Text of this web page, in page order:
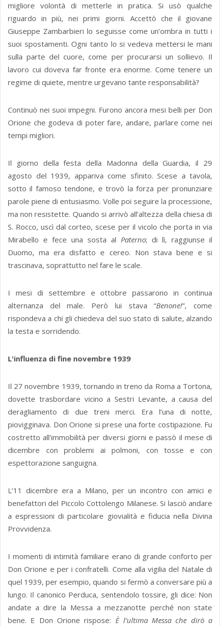
migliore volontà di metterle in pratica. Si usò qualche
riguardo in più, nei primi giorni. Accettò che il giovane
Giuseppe Zambarbieri lo seguisse come un’ombra in tutti i
suoi spostamenti. Ogni tanto lo si vedeva mettersi le mani
sulla parte del cuore, come per procurarsi un sollievo. Il
lavoro cui doveva far fronte era enorme. Come tenere un
regime di quiete, mentre urgevano tante responsabilità?
Continuò nei suoi impegni. Furono ancora mesi belli per Don
Orione che godeva di poter fare, andare, parlare come nei
tempi migliori.
Il giorno della festa della Madonna della Guardia, il 29
agosto del 1939, appariva come sfinito. Scese a tavola,
sotto il famoso tendone, e trovò la forza per pronunziare
parole piene di entusiasmo. Volle poi seguire la processione,
ma non resistette. Quando si arrivò all’altezza della chiesa di
S. Rocco, uscì dal corteo, scese per il vicolo che porta in via
Mirabello e fece una sosta al Paterno; di lì, raggiunse il
Duomo, ma era disfatto e cereo. Non stava bene e si
trascinava, soprattutto nel fare le scale.
I mesi di settembre e ottobre passarono in continua
alternanza del male. Però lui stava “Benone!”, come
rispondeva a chi gli chiedeva del suo stato di salute, alzando
la testa e sorridendo.
L'influenza di fine novembre 1939
Il 27 novembre 1939, tornando in treno da Roma a Tortona,
dovette trasbordare vicino a Sestri Levante, a causa del
deragliamento di due treni merci. Era l’una di notte,
piovigginava. Don Orione si prese una forte costipazione. Fu
costretto all’immobilità per diversi giorni e passò il mese di
dicembre con problemi ai polmoni, con tosse e con
espettorazione sanguigna.
L’11 dicembre era a Milano, per un incontro con amici e
benefattori del Piccolo Cottolengo Milanese. Si lasciò andare
a espressioni di particolare giovialità e fiducia nella Divina
Provvidenza.
I momenti di intimità familiare erano di grande conforto per
Don Orione e per i confratelli. Come alla vigilia del Natale di
quel 1939, per esempio, quando si fermò a conversare più a
lungo. Il canonico Perduca, sentendolo tossire, gli dice: Non
andate a dire la Messa a mezzanotte perché non state
bene. E Don Orione rispose: È l’ultima Messa che dirò a